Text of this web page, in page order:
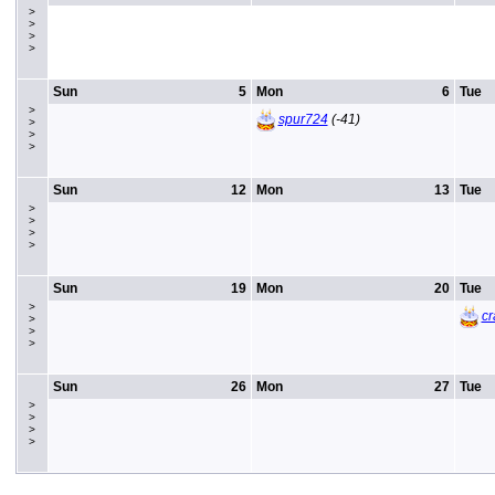
>
>
>
>
>
>
>
>
5
Sun 6
Mon
spur724(-41)
Tue
>
>
>
>
12
Sun 13
Mon Tue
>
>
>
>
19
Sun 20
Mon
Tue
>
>
>
>
26
Sun 27
Mon Tue